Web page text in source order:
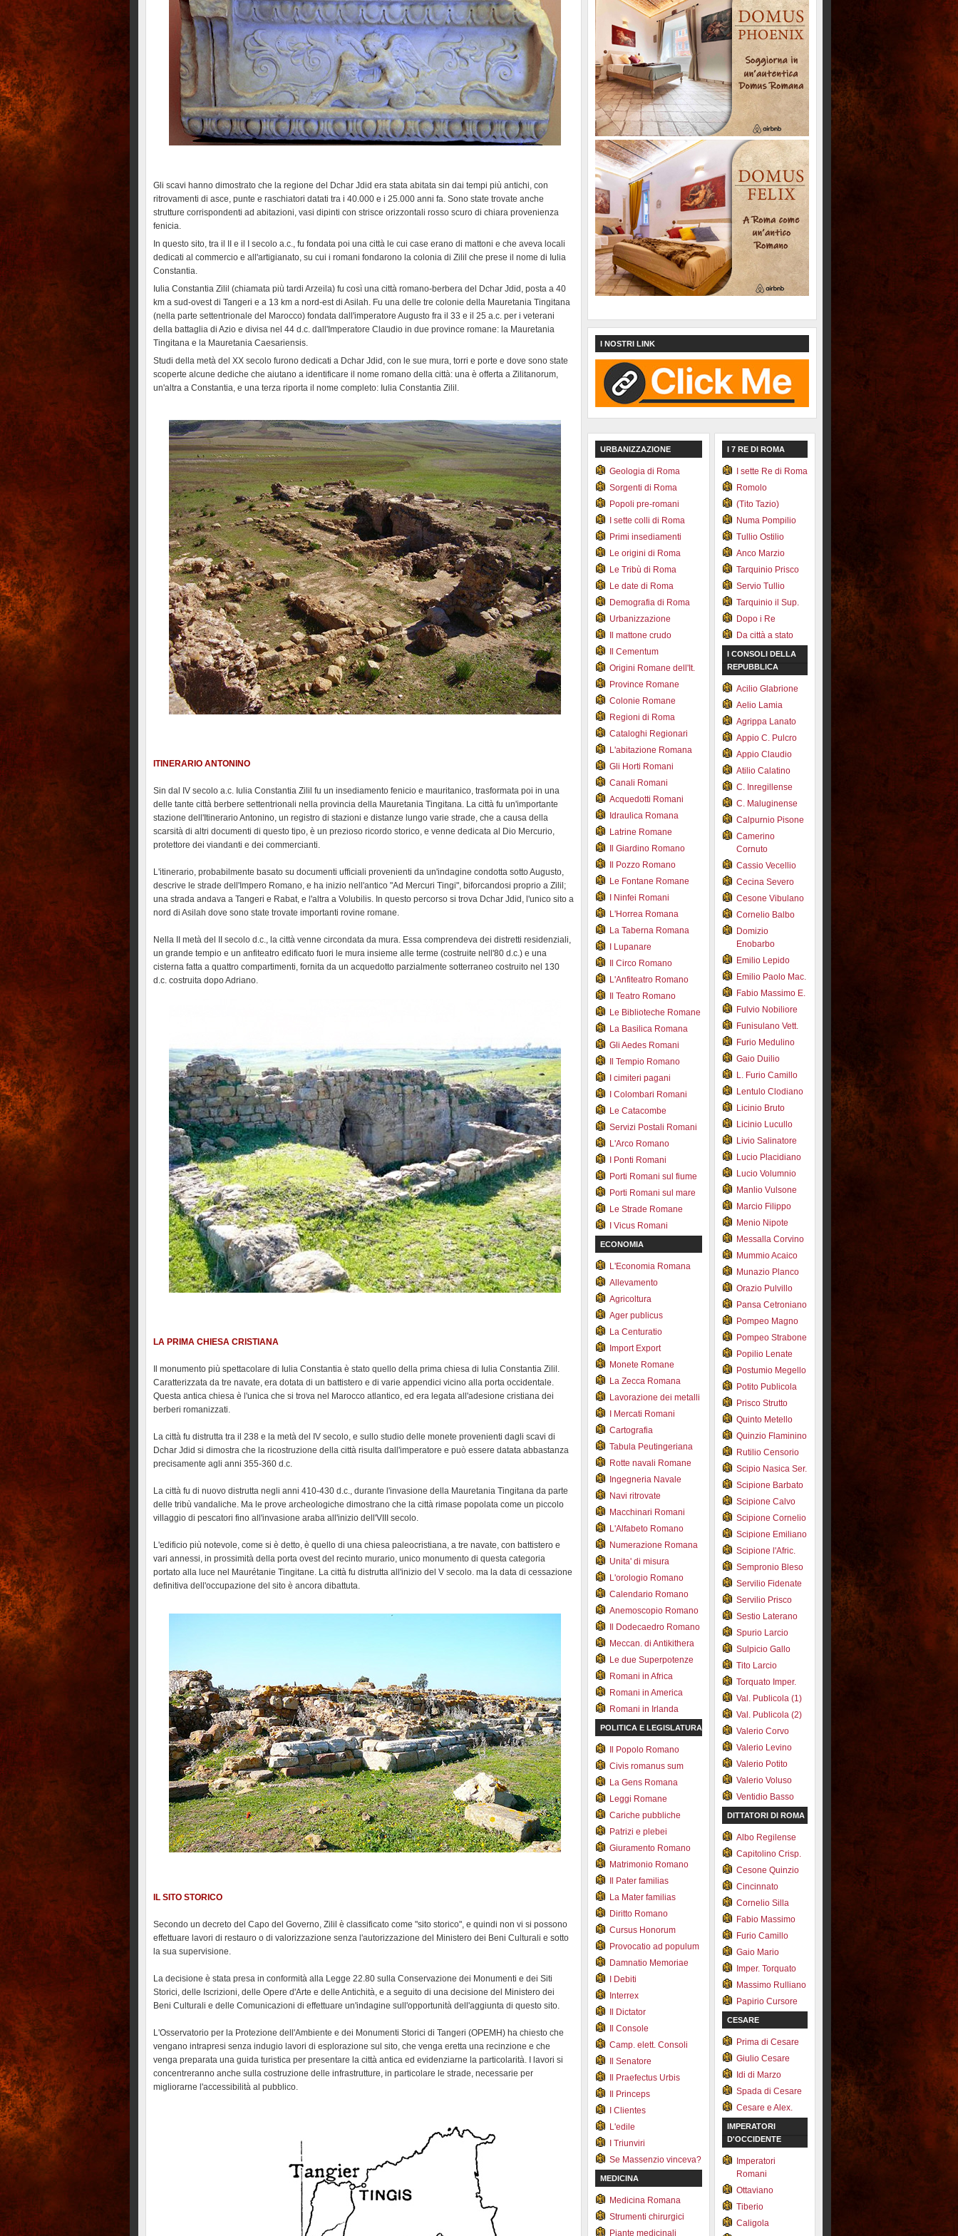
Gli scavi hanno dimostrato che la regione del Dchar Jdid era stata abitata sin dai tempi più antichi, con
ritrovamenti di asce, punte e raschiatori datati tra i 40.000 e i 25.000 anni fa. Sono state trovate anche
strutture corrispondenti ad abitazioni, vasi dipinti con strisce orizzontali rosso scuro di chiara provenienza
fenicia.
In questo sito, tra il II e il I secolo a.c., fu fondata poi una città le cui case erano di mattoni e che aveva locali
dedicati al commercio e all'artigianato, su cui i romani fondarono la colonia di Zilil che prese il nome di Iulia
Constantia.
Iulia Constantia Zilil (chiamata più tardi Arzeila) fu così una città romano-berbera del Dchar Jdid, posta a 40
km a sud-ovest di Tangeri e a 13 km a nord-est di Asilah. Fu una delle tre colonie della Mauretania Tingitana
(nella parte settentrionale del Marocco) fondata dall'imperatore Augusto fra il 33 e il 25 a.c. per i veterani
della battaglia di Azio e divisa nel 44 d.c. dall'Imperatore Claudio in due province romane: la Mauretania
Tingitana e la Mauretania Caesariensis.
Studi della metà del XX secolo furono dedicati a Dchar Jdid, con le sue mura, torri e porte e dove sono state
scoperte alcune dediche che aiutano a identificare il nome romano della città: una è offerta a Zilitanorum,
un'altra a Constantia, e una terza riporta il nome completo: Iulia Constantia Zilil.
ITINERARIO ANTONINO
Sin dal IV secolo a.c. Iulia Constantia Zilil fu un insediamento fenicio e mauritanico, trasformata poi in una
delle tante città berbere settentrionali nella provincia della Mauretania Tingitana. La città fu un'importante
stazione dell'Itinerario Antonino, un registro di stazioni e distanze lungo varie strade, che a causa della
scarsità di altri documenti di questo tipo, è un prezioso ricordo storico, e venne dedicata al Dio Mercurio,
protettore dei viandanti e dei commercianti.
L'itinerario, probabilmente basato su documenti ufficiali provenienti da un'indagine condotta sotto Augusto,
descrive le strade dell'Impero Romano, e ha inizio nell'antico "Ad Mercuri Tingi", biforcandosi proprio a Zilil;
una strada andava a Tangeri e Rabat, e l'altra a Volubilis. In questo percorso si trova Dchar Jdid, l'unico sito a
nord di Asilah dove sono state trovate importanti rovine romane.
Nella II metà del II secolo d.c., la città venne circondata da mura. Essa comprendeva dei distretti residenziali,
un grande tempio e un anfiteatro edificato fuori le mura insieme alle terme (costruite nell'80 d.c.) e una
cisterna fatta a quattro compartimenti, fornita da un acquedotto parzialmente sotterraneo costruito nel 130
d.c. costruita dopo Adriano.
LA PRIMA CHIESA CRISTIANA
Il monumento più spettacolare di Iulia Constantia è stato quello della prima chiesa di Iulia Constantia Zilil.
Caratterizzata da tre navate, era dotata di un battistero e di varie appendici vicino alla porta occidentale.
Questa antica chiesa è l'unica che si trova nel Marocco atlantico, ed era legata all'adesione cristiana dei
berberi romanizzati.
La città fu distrutta tra il 238 e la metà del IV secolo, e sullo studio delle monete provenienti dagli scavi di
Dchar Jdid si dimostra che la ricostruzione della città risulta dall'imperatore e può essere datata abbastanza
precisamente agli anni 355-360 d.c.
La città fu di nuovo distrutta negli anni 410-430 d.c., durante l'invasione della Mauretania Tingitana da parte
delle tribù vandaliche. Ma le prove archeologiche dimostrano che la città rimase popolata come un piccolo
villaggio di pescatori fino all'invasione araba all'inizio dell'VIII secolo.
L'edificio più notevole, come si è detto, è quello di una chiesa paleocristiana, a tre navate, con battistero e
vari annessi, in prossimità della porta ovest del recinto murario, unico monumento di questa categoria
portato alla luce nel Maurétanie Tingitane. La città fu distrutta all'inizio del V secolo. ma la data di cessazione
definitiva dell'occupazione del sito è ancora dibattuta.
IL SITO STORICO
Secondo un decreto del Capo del Governo, Zilil è classificato come "sito storico", e quindi non vi si possono
effettuare lavori di restauro o di valorizzazione senza l'autorizzazione del Ministero dei Beni Culturali e sotto
la sua supervisione.
La decisione è stata presa in conformità alla Legge 22.80 sulla Conservazione dei Monumenti e dei Siti
Storici, delle Iscrizioni, delle Opere d'Arte e delle Antichità, e a seguito di una decisione del Ministero dei
Beni Culturali e delle Comunicazioni di effettuare un'indagine sull'opportunità dell'aggiunta di questo sito.
L'Osservatorio per la Protezione dell'Ambiente e dei Monumenti Storici di Tangeri (OPEMH) ha chiesto che
vengano intrapresi senza indugio lavori di esplorazione sul sito, che venga eretta una recinzione e che
venga preparata una guida turistica per presentare la città antica ed evidenziarne la particolarità. I lavori si
concentreranno anche sulla costruzione delle infrastrutture, in particolare le strade, necessarie per
migliorarne l'accessibilità al pubblico.
I NOSTRI LINK
URBANIZZAZIONE
Geologia di Roma
Sorgenti di Roma
Popoli pre-romani
I sette colli di Roma
Primi insediamenti
Le origini di Roma
Le Tribù di Roma
Le date di Roma
Demografia di Roma
Urbanizzazione
Il mattone crudo
Il Cementum
Origini Romane dell'It.
Province Romane
Colonie Romane
Regioni di Roma
Cataloghi Regionari
L'abitazione Romana
Gli Horti Romani
Canali Romani
Acquedotti Romani
Idraulica Romana
Latrine Romane
Il Giardino Romano
Il Pozzo Romano
Le Fontane Romane
I Ninfei Romani
L'Horrea Romana
La Taberna Romana
I Lupanare
Il Circo Romano
L'Anfiteatro Romano
Il Teatro Romano
Le Biblioteche Romane
La Basilica Romana
Gli Aedes Romani
Il Tempio Romano
I cimiteri pagani
I Colombari Romani
Le Catacombe
Servizi Postali Romani
L'Arco Romano
I Ponti Romani
Porti Romani sul fiume
Porti Romani sul mare
Le Strade Romane
I Vicus Romani
ECONOMIA
L'Economia Romana
Allevamento
Agricoltura
Ager publicus
La Centuratio
Import Export
Monete Romane
La Zecca Romana
Lavorazione dei metalli
I Mercati Romani
Cartografia
Tabula Peutingeriana
Rotte navali Romane
Ingegneria Navale
Navi ritrovate
Macchinari Romani
L'Alfabeto Romano
Numerazione Romana
Unita' di misura
L'orologio Romano
Calendario Romano
Anemoscopio Romano
Il Dodecaedro Romano
Meccan. di Antikithera
Le due Superpotenze
Romani in Africa
Romani in America
Romani in Irlanda
POLITICA E LEGISLATURA
Il Popolo Romano
Civis romanus sum
La Gens Romana
Leggi Romane
Cariche pubbliche
Patrizi e plebei
Giuramento Romano
Matrimonio Romano
Il Pater familias
La Mater familias
Diritto Romano
Cursus Honorum
Provocatio ad populum
Damnatio Memoriae
I Debiti
Interrex
Il Dictator
Il Console
Camp. elett. Consoli
Il Senatore
Il Praefectus Urbis
Il Princeps
I Clientes
L'edile
I Triunviri
Se Massenzio vinceva?
MEDICINA
Medicina Romana
Strumenti chirurgici
Piante medicinali
I 7 RE DI ROMA
I sette Re di Roma
Romolo
(Tito Tazio)
Numa Pompilio
Tullio Ostilio
Anco Marzio
Tarquinio Prisco
Servio Tullio
Tarquinio il Sup.
Dopo i Re
Da città a stato
I CONSOLI DELLA
REPUBBLICA
Acilio Glabrione
Aelio Lamia
Agrippa Lanato
Appio C. Pulcro
Appio Claudio
Atilio Calatino
C. Inregillense
C. Maluginense
Calpurnio Pisone
Camerino
Cornuto
Cassio Vecellio
Cecina Severo
Cesone Vibulano
Cornelio Balbo
Domizio
Enobarbo
Emilio Lepido
Emilio Paolo Mac.
Fabio Massimo E.
Fulvio Nobiliore
Funisulano Vett.
Furio Medulino
Gaio Duilio
L. Furio Camillo
Lentulo Clodiano
Licinio Bruto
Licinio Lucullo
Livio Salinatore
Lucio Placidiano
Lucio Volumnio
Manlio Vulsone
Marcio Filippo
Menio Nipote
Messalla Corvino
Mummio Acaico
Munazio Planco
Orazio Pulvillo
Pansa Cetroniano
Pompeo Magno
Pompeo Strabone
Popilio Lenate
Postumio Megello
Potito Publicola
Prisco Strutto
Quinto Metello
Quinzio Flaminino
Rutilio Censorio
Scipio Nasica Ser.
Scipione Barbato
Scipione Calvo
Scipione Cornelio
Scipione Emiliano
Scipione l'Afric.
Sempronio Bleso
Servilio Fidenate
Servilio Prisco
Sestio Laterano
Spurio Larcio
Sulpicio Gallo
Tito Larcio
Torquato Imper.
Val. Publicola (1)
Val. Publicola (2)
Valerio Corvo
Valerio Levino
Valerio Potito
Valerio Voluso
Ventidio Basso
DITTATORI DI ROMA
Albo Regilense
Capitolino Crisp.
Cesone Quinzio
Cincinnato
Cornelio Silla
Fabio Massimo
Furio Camillo
Gaio Mario
Imper. Torquato
Massimo Rulliano
Papirio Cursore
CESARE
Prima di Cesare
Giulio Cesare
Idi di Marzo
Spada di Cesare
Cesare e Alex.
IMPERATORI
D'OCCIDENTE
Imperatori
Romani
Ottaviano
Tiberio
Caligola